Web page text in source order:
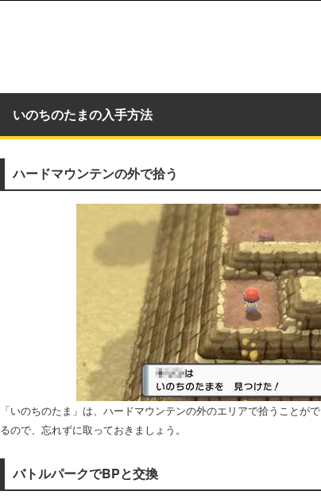
いのちのたまの入手方法
ハードマウンテンの外で拾う
「いのちのたま」は、ハードマウンテンの外のエリアで拾うことが
るので、忘れずに取っておきましょう。
バトルパークでBPと交換